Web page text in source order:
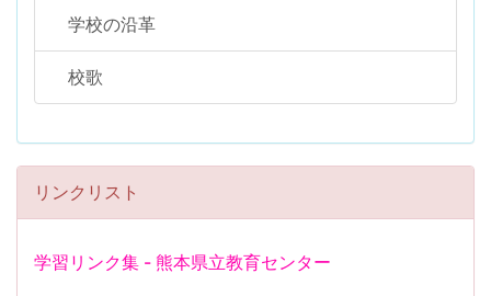
学校の沿革
校歌
リンクリスト
学習リンク集 - 熊本県立教育センター